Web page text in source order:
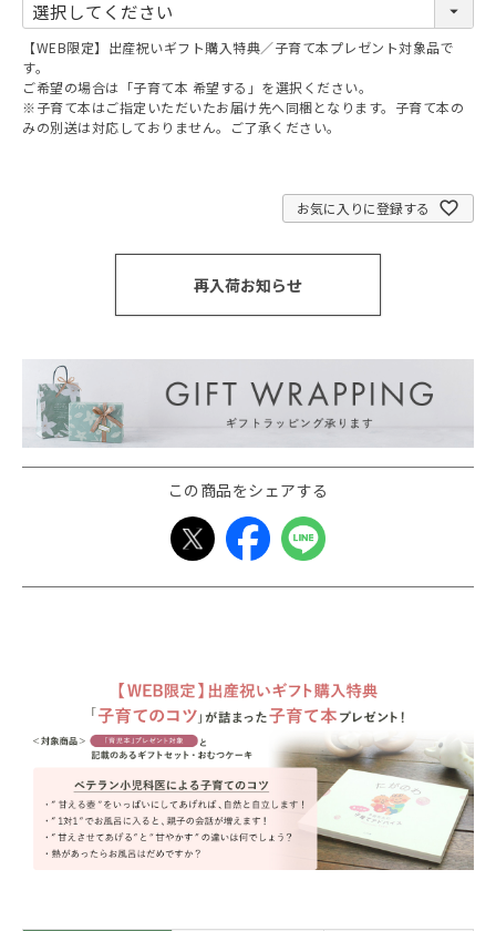
必
須
【WEB限定】出産祝いギフト購入特典／子育て本プレゼント対象品で
す。
ご希望の場合は「子育て本 希望する」を選択ください。
※子育て本はご指定いただいたお届け先へ同梱となります。子育て本の
みの別送は対応しておりません。ご了承ください。
お気に入りに登録する
再入荷お知らせ
この商品をシェアする